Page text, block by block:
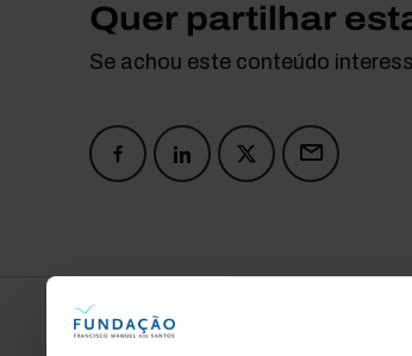
Quer partilhar
Se achou este conteúdo